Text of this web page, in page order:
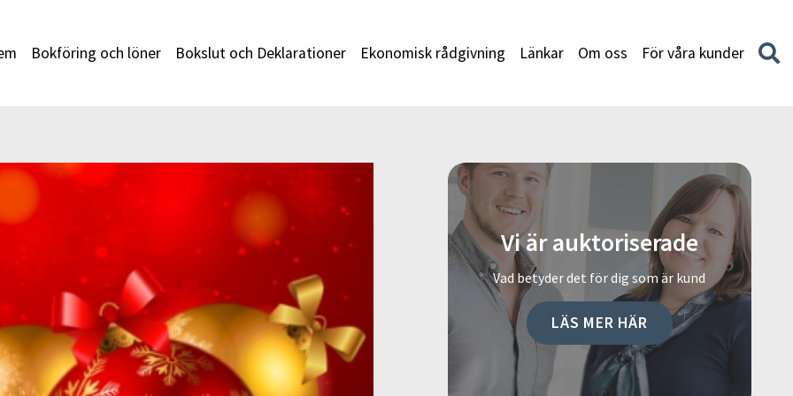
Bokföring och löner Bokslut och Deklarationer Ekonomisk rådgivning Länkar Om oss För våra kunder
Vi är auktoriserade
Vad betyder det för dig som är kund
LÄS MER HÄR